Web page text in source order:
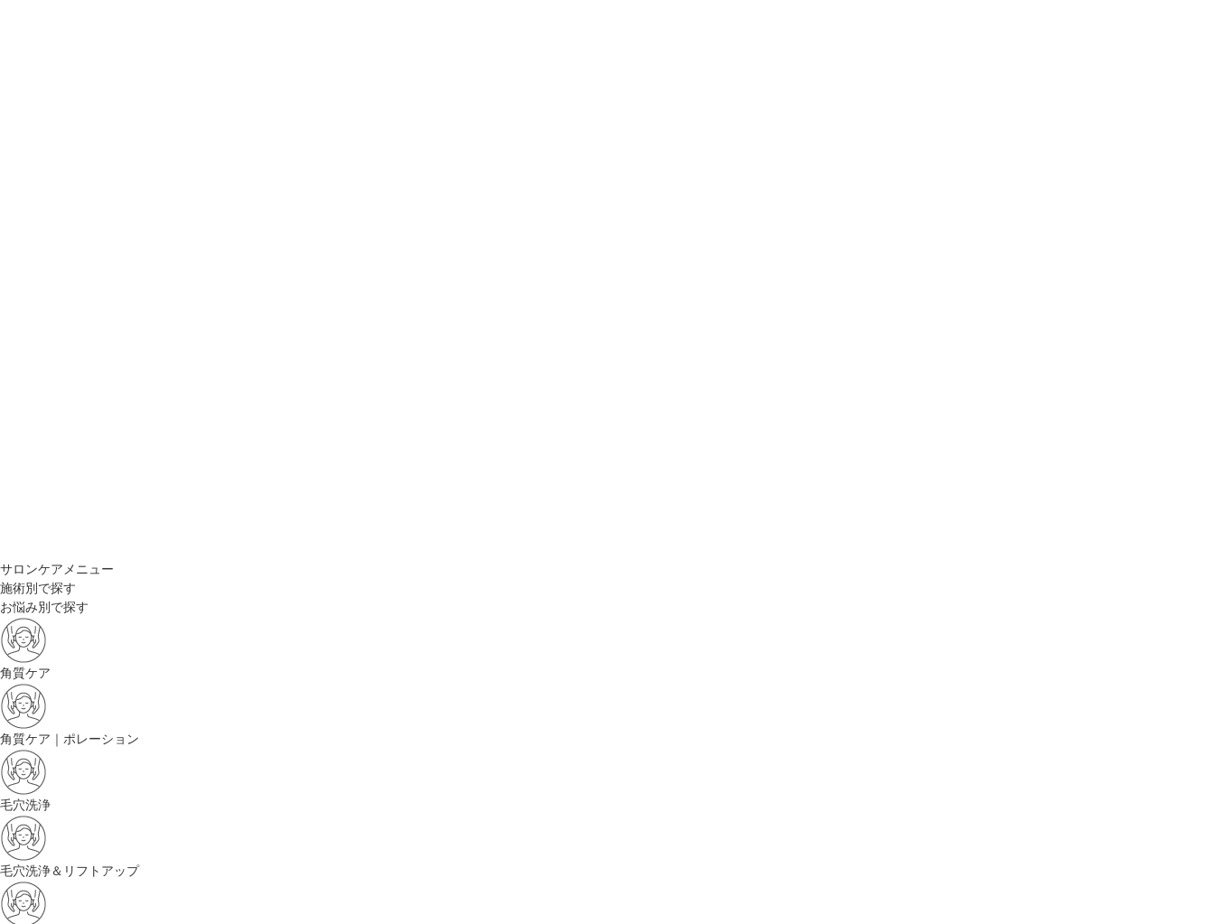
サロンケアメニュー
施術別で探す
お悩み別で探す
角質ケア
角質ケア｜ポレーション
毛穴洗浄
毛穴洗浄＆リフトアップ